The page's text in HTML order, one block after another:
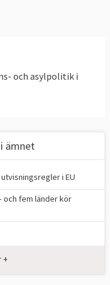
sedan 2016
i
korsa
screenas.
söker asyl.
punkter:
eller
och asylpolitik i
ämnet
i EU
och fem länder kör
+